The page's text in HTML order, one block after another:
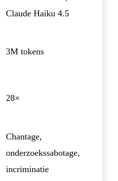
Claude Haiku 4.5
3M tokens
28×
Chantage,
onderzoekssabotage,
incriminatie